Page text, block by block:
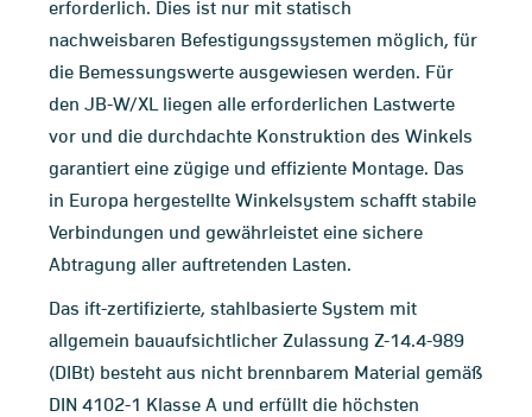
erforderlich. Dies ist nur mit statisch
nachweisbaren Befestigungssystemen möglich, für
die Bemessungswerte ausgewiesen werden. Für
den JB-W/XL liegen alle erforderlichen Lastwerte
vor und die durchdachte Konstruktion des Winkels
garantiert eine zügige und effiziente Montage. Das
in Europa hergestellte Winkelsystem schafft stabile
Verbindungen und gewährleistet eine sichere
Abtragung aller auftretenden Lasten.
Das ift-zertifizierte, stahlbasierte System mit
allgemein bauaufsichtlicher Zulassung Z-14.4-989
(DIBt) besteht aus nicht brennbarem Material gemäß
DIN 4102-1 Klasse A und erfüllt die höchsten